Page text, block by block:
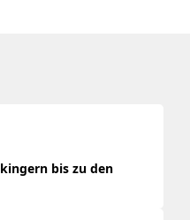
bis zu den